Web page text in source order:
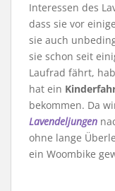
Interessen des
dass sie vor
sie auch
sie schon seit
Laufrad fährt,
hat ein
bekommen. Da
Lavendeljungen
ohne lange
ein Woombike